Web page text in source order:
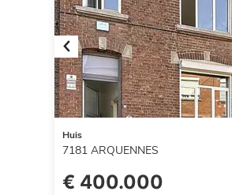
Previous
Huis
7181 ARQUENNES
€ 400.000